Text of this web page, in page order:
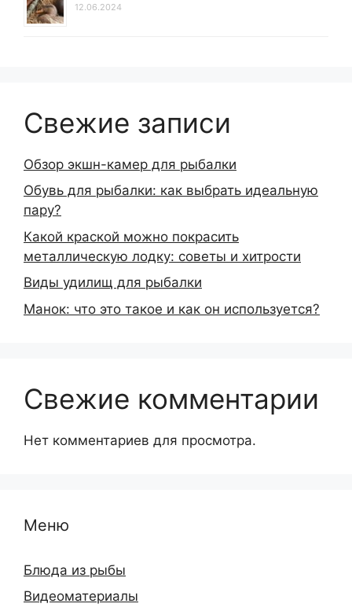
12.06.2024
Свежие записи
Обзор экшн-камер для рыбалки
Обувь для рыбалки: как выбрать идеальную
пару?
Какой краской можно покрасить
металлическую лодку: советы и хитрости
Виды удилищ для рыбалки
Манок: что это такое и как он используется?
Свежие комментарии
Нет комментариев для просмотра.
Меню
Блюда из рыбы
Видеоматериалы